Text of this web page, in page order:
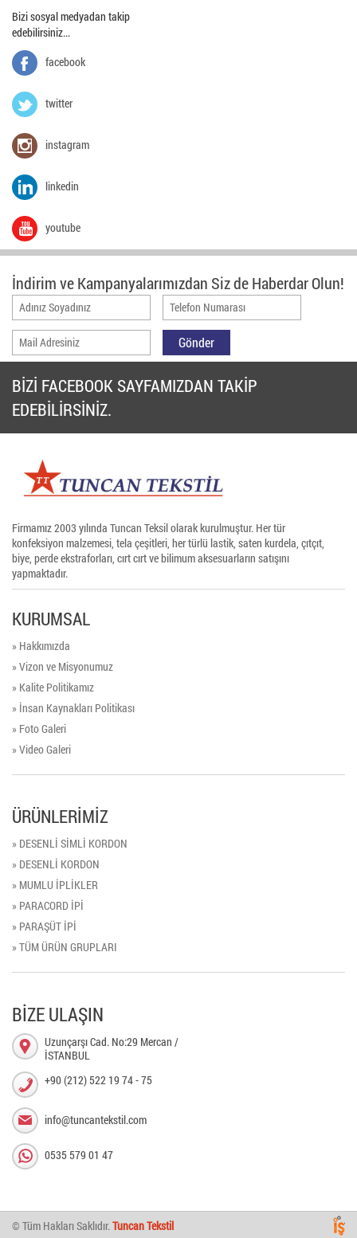
Bizi sosyal medyadan takip
edebilirsiniz...
facebook
twitter
instagram
linkedin
youtube
İndirim ve Kampanyalarımızdan Siz de Haberdar Olun!
BİZİ FACEBOOK SAYFAMIZDAN TAKİP
EDEBİLİRSİNİZ.
Firmamız 2003 yılında Tuncan Teksil olarak kurulmuştur. Her tür
konfeksiyon malzemesi, tela çeşitleri, her türlü lastik, saten kurdela, çıtçıt,
biye, perde ekstraforları, cırt cırt ve bilimum aksesuarların satışını
yapmaktadır.
KURUMSAL
» Hakkımızda
» Vizon ve Misyonumuz
» Kalite Politikamız
» İnsan Kaynakları Politikası
» Foto Galeri
» Video Galeri
ÜRÜNLERİMİZ
» DESENLİ SİMLİ KORDON
» DESENLİ KORDON
» MUMLU İPLİKLER
» PARACORD İPİ
» PARAŞÜT İPİ
» TÜM ÜRÜN GRUPLARI
BİZE ULAŞIN
Uzunçarşı Cad. No:29 Mercan /
İSTANBUL
+90 (212) 522 19 74 - 75
info@tuncantekstil.com
0535 579 01 47
© Tüm Hakları Saklıdır.Tuncan Tekstil